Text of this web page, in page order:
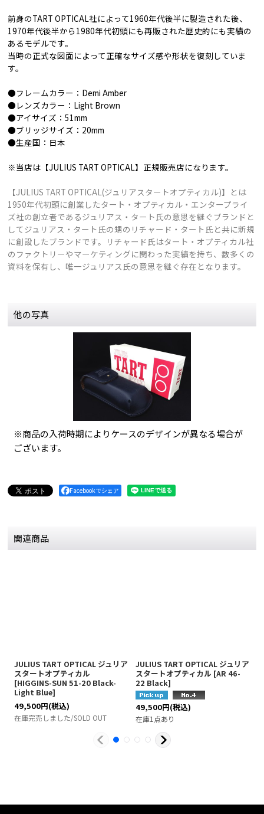
前身のTART OPTICAL社によって1960年代後半に製造された後、
1970年代後半から1980年代初頭にも再販された歴史的にも実績の
あるモデルです。
当時の正式な図面によって正確なサイズ感や形状を復刻していま
す。
●フレームカラー：Demi Amber
●レンズカラー：Light Brown
●アイサイズ：51mm
●ブリッジサイズ：20mm
●生産国：日本
※当店は【JULIUS TART OPTICAL】正規販売店になります。
【JULIUS TART OPTICAL(ジュリアスタートオプティカル)】とは
1950年代初頭に創業したタート・オプティカル・エンタープライ
ズ社の創立者であるジュリアス・タート氏の意思を継ぐブランドと
してジュリアス・タート氏の甥のリチャード・タート氏と共に新規
に創設したブランドです。リチャード氏はタート・オプティカル社
のファクトリーやマーケティングに関わった実績を持ち、数多くの
資料を保有し、唯一ジュリアス氏の意思を継ぐ存在となります。
他の写真
※商品の入荷時期によりケースのデザインが異なる場合が
ございます。
Facebookでシェア
関連商品
JULIUS TART OPTICAL ジュリア
スタートオプティカル
[HIGGINS-SUN 51-20 Black-
Light Blue]
49,500円(税込)
在庫完売しました/SOLD OUT
JULIUS TART OPTICAL ジュリア
スタートオプティカル [AR 46-
22 Black]
49,500円(税込)
在庫1点あり